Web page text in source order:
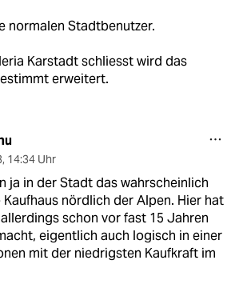
normalen Stadtbenutzer.
Karstadt schliesst wird das
erweitert.
, 14:34 Uhr
ja in der Stadt das wahrscheinlich
nördlich der Alpen. Hier hat
schon vor fast 15 Jahren
eigentlich auch logisch in einer
mit der niedrigsten Kaufkraft im